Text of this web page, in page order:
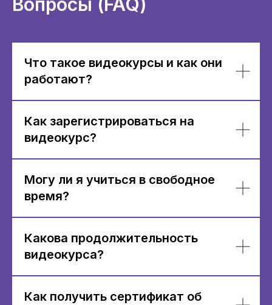
Вопросы (FAQ)
Что такое видеокурсы и как они
работают?
Как зарегистрироваться на
видеокурс?
Могу ли я учиться в свободное
время?
Какова продолжительность
видеокурса?
Как получить сертификат об